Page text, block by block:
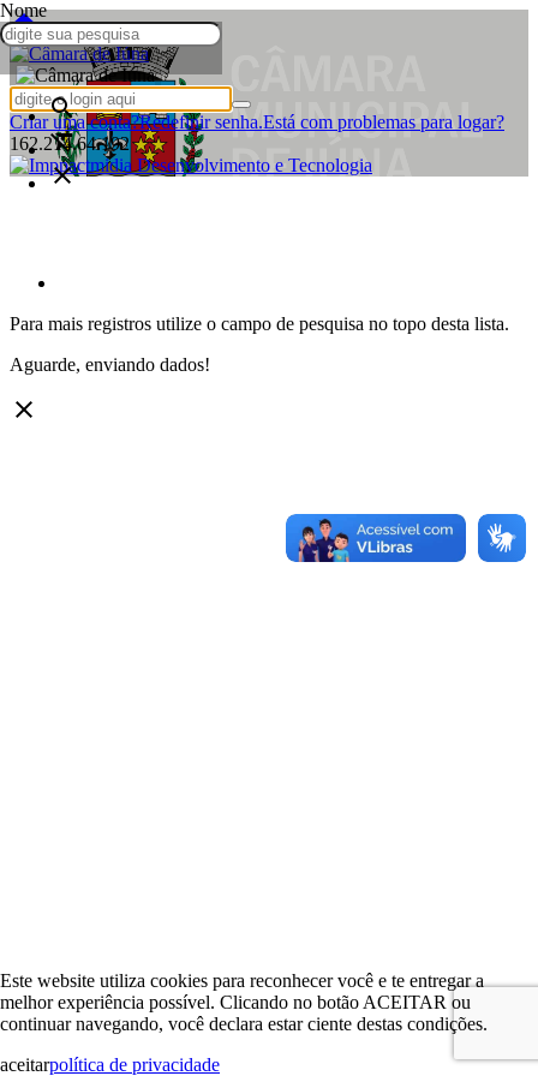
homeHomeWebmail Contato
Criar uma conta?Redefinir senha.Está com problemas para logar?
162.214.64.192
Nome
search
format_clear
close
Para mais registros utilize o campo de pesquisa no topo desta lista.
Aguarde, enviando dados!
clear
Este website utiliza cookies para reconhecer você e te entregar a
melhor experiência possível. Clicando no botão ACEITAR ou
continuar navegando, você declara estar ciente destas condições.
aceitarpolítica de privacidade